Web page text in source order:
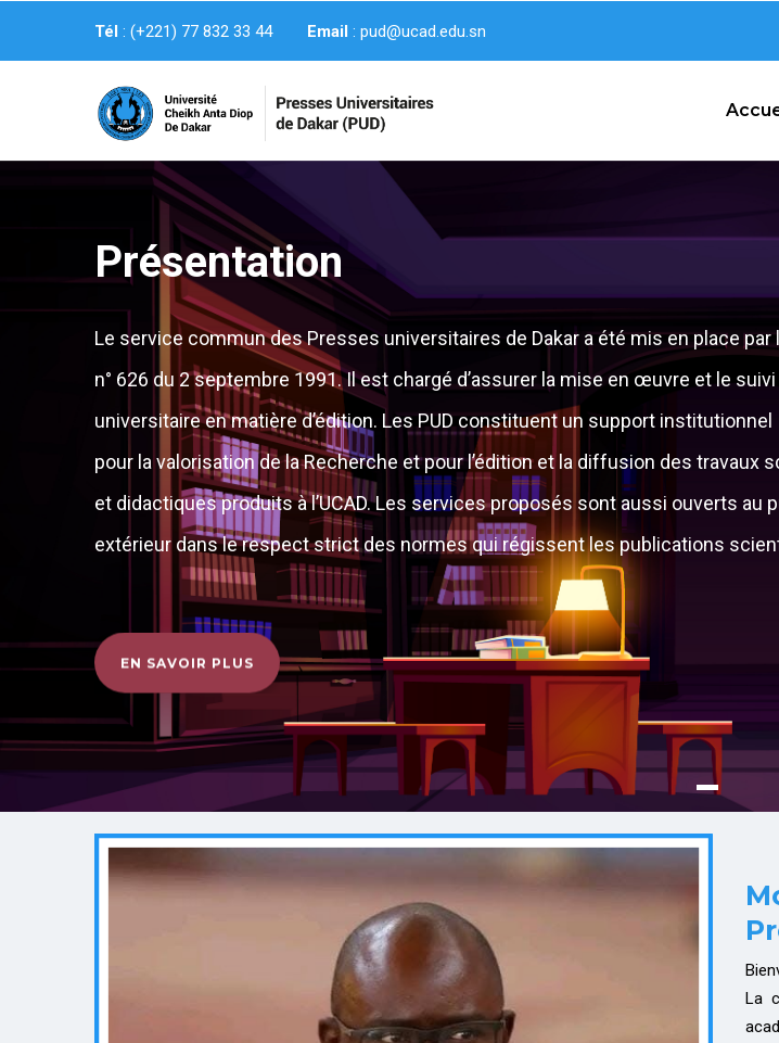
Tél : (+221) 77 832 33 44 Email : pud@ucad.edu.sn
Présentation
Le service commun des Presses universitaires de Dakar a été mis en place par
n° 626 du 2 septembre 1991. Il est chargé d’assurer la mise en œuvre et le
universitaire en matière d’édition. Les PUD constituent un support institutionnel
pour la valorisation de la Recherche et pour l’édition et la diffusion des travaux
et didactiques produits à l’UCAD. Les services proposés sont aussi ouverts au
extérieur dans le respect strict des normes qui régissent les publications
EN SAVOIR PLUS
La